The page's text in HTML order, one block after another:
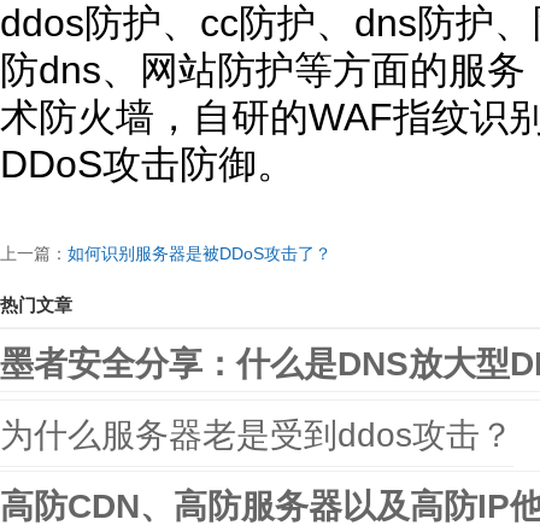
ddos防护、cc防护、dns防护
防dns、网站防护等方面的服
术防火墙，自研的WAF指纹识
DDoS攻击防御。
上一篇： 如何识别服务器是被DDoS攻击了？
热门文章
墨者安全分享：什么是DNS放大型
为什么服务器老是受到ddos攻击？
高防CDN、高防服务器以及高防IP